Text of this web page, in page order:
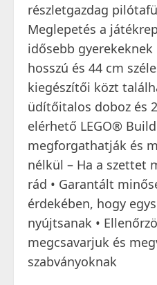
részletgazdag
Meglepetés a
idősebb
hosszú és 44 cm
kiegészítői közt
üdítőitalos doboz és
elérhető LEGO®
megforgathatják és
nélkül – Ha a szettet
rád • Garantált
érdekében, hogy
nyújtsanak •
megcsavarjuk és
szabványoknak